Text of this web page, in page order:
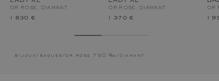
OR ROSE, DIAMANT
1 830 €
OR ROSE, DIAMANT
1 370 €
OR
1
bijoux / bagues / or rose 750 ‰ / diamant